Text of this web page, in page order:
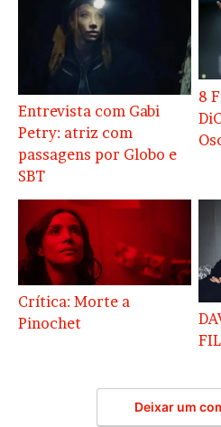
Entrevista com Gabi
Petry: atriz com
passagens por Globo e
SBT
8
Crítica: Morte a
Pinochet
Deixar um